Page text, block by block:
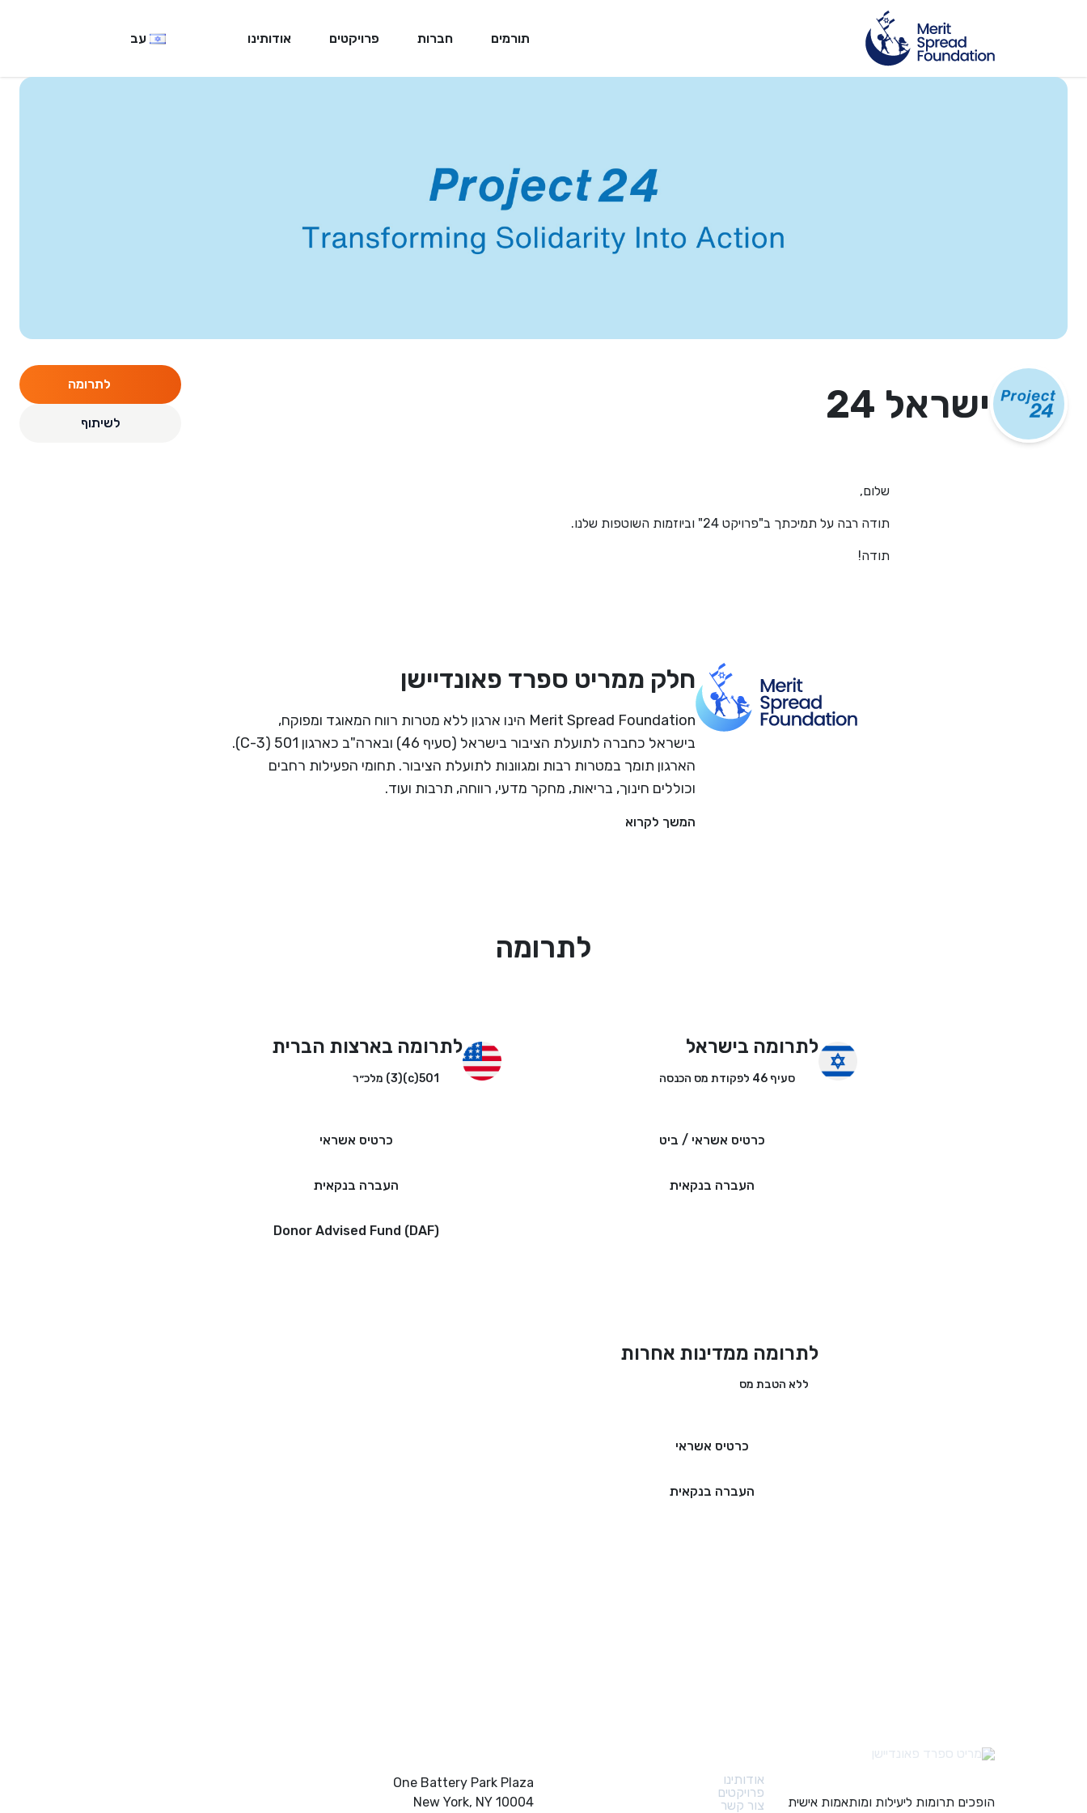
תורמים חברות פרויקטים אודותינו עב
ישראל 24 לתרומה
לשיתוף
שלום,
תודה רבה על תמיכתך ב"פרויקט 24" וביוזמות השוטפות שלנו.
תודה!
חלק ממריט ספרד פאונדיישן
Merit Spread Foundation הינו ארגון ללא מטרות רווח המאוגד ומפוקח,
בישראל כחברה לתועלת הציבור בישראל (סעיף 46) ובארה"ב כארגון 501 (C-3).
הארגון תומך במטרות רבות ומגוונות לתועלת הציבור. תחומי הפעילות רחבים
וכוללים חינוך, בריאות, מחקר מדעי, רווחה, תרבות ועוד.
המשך לקרוא
לתרומה
לתרומה בישראל
סעיף 46 לפקודת מס הכנסה
כרטיס אשראי / ביט
העברה בנקאית
לתרומה בארצות הברית
501(c)(3) מלכ״ר
כרטיס אשראי
העברה בנקאית
Donor Advised Fund (DAF)
לתרומה ממדינות אחרות
ללא הטבת מס
כרטיס אשראי
העברה בנקאית
הופכים תרומות ליעילות ומותאמות אישית
אודותינו
פרויקטים
צור קשר
One Battery Park Plaza
New York, NY 10004